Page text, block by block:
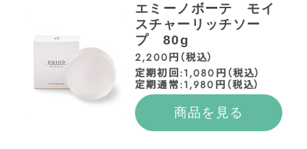
エミーノボーテ モイ
スチャーリッチソー
プ 80g
2,200円（税込）
定期初回:1,080円（税込）
定期通常:1,980円（税込）
商品を見る